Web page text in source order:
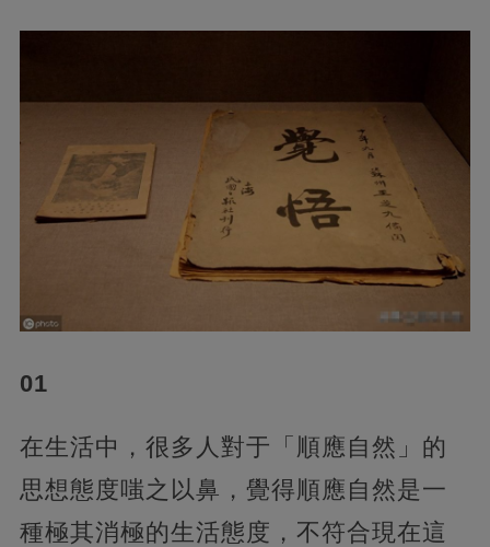
01
在生活中，很多人對于「順應自然」的
思想態度嗤之以鼻，覺得順應自然是一
種極其消極的生活態度，不符合現在這